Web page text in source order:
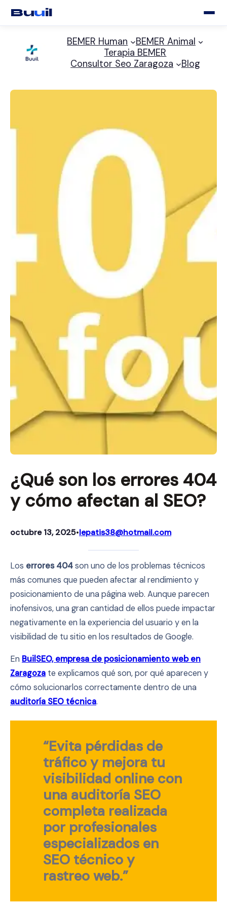
Buuil
contenido
BEMER Human
BEMER Animal
Terapia BEMER
Consultor Seo Zaragoza
Blog
¿Qué son los errores 404
y cómo afectan al SEO?
octubre 13, 2025•lepatis38@hotmail.com
Los errores 404son uno de los problemas técnicos
más comunes que pueden afectar al rendimiento y
posicionamiento de una página web. Aunque parecen
inofensivos, una gran cantidad de ellos puede impactar
negativamente en la experiencia del usuario y en la
visibilidad de tu sitio en los resultados de Google.
En BuilSEO, empresa de posicionamiento web en
Zaragoza te explicamos qué son, por qué aparecen y
cómo solucionarlos correctamente dentro de una
auditoría SEO técnica.
“Evita pérdidas de
tráfico y mejora tu
visibilidad online con
una auditoría SEO
completa realizada
por profesionales
especializados en
SEO técnico y
rastreo web.”